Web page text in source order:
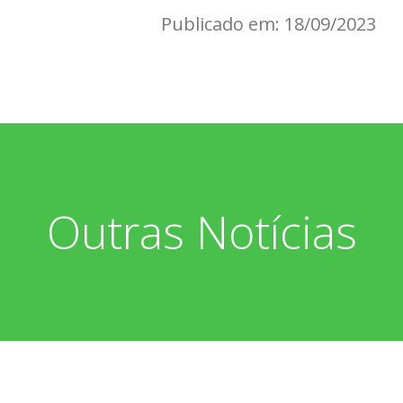
Publicado em: 18/09/2023
Outras Notícias